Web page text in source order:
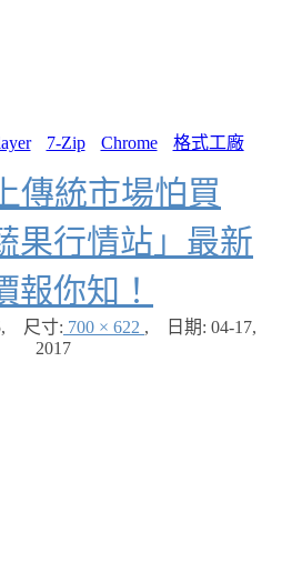
7-Zip Chrome 格式工廠
上傳統市場怕買
果行情站」最新
報你知！
, 尺寸: 700 × 622 , 日期: 04-17,
2017